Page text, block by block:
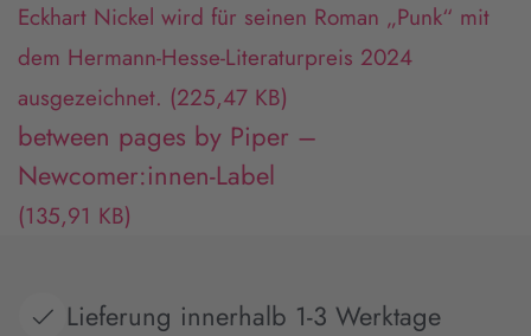
Eckhart Nickel wird für seinen Roman „Punk“ mit
dem Hermann-Hesse-Literaturpreis 2024
ausgezeichnet. (225,47 KB)
between pages by Piper –
Newcomer:innen-Label
(135,91 KB)
Lieferung innerhalb 1-3 Werktage